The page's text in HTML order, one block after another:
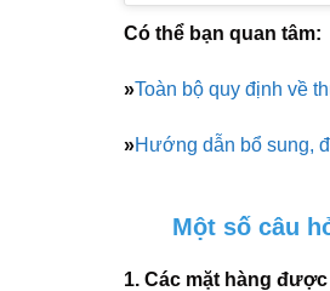
Có thể bạn quan tâm:
»Toàn bộ quy định về
»Hướng dẫn bổ sung,
Một số câu
1. Các mặt hàng